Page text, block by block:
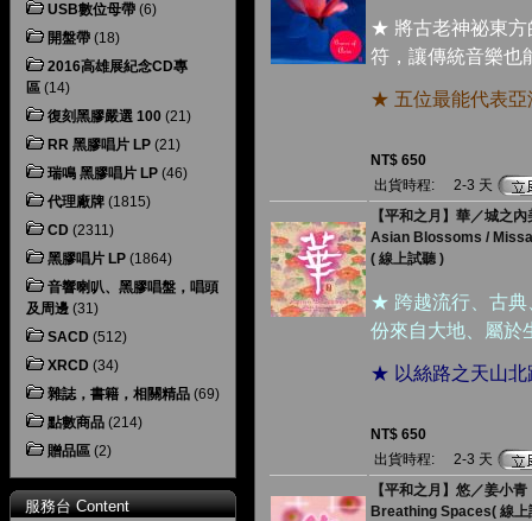
USB數位母帶 (6)
開盤帶 (18)
2016高雄展紀念CD專
區 (14)
復刻黑膠嚴選 100 (21)
RR 黑膠唱片 LP (21)
瑞鳴 黑膠唱片 LP (46)
代理廠牌 (1815)
CD (2311)
黑膠唱片 LP (1864)
音響喇叭、黑膠唱盤，唱頭
及周邊 (31)
SACD (512)
XRCD (34)
雜誌，書籍，相關精品 (69)
點數商品 (214)
贈品區 (2)
服務台 Content
★ 將古老神祕東方
符，讓傳統音樂也
★ 五位最能代表亞
NT$ 650
出貨時程:
2-3 天
【平和之月】華／城之內
Asian Blossoms /
( 線上試聽 )
★ 跨越流行、古典
份來自大地、屬於
★ 以絲路之天山北
NT$ 650
出貨時程:
2-3 天
【平和之月】悠／姜小青
Breathing Spaces( 線上